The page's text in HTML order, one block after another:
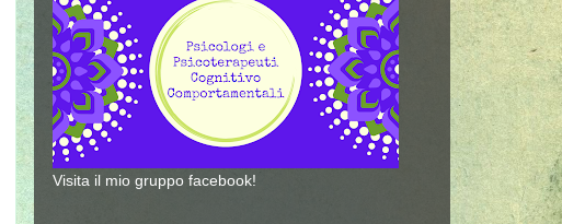
Visita il mio gruppo facebook!